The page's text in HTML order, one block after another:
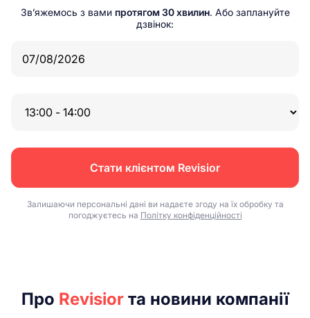
Зв’яжемось з вами протягом 30 хвилин. Або заплануйте
дзвінок:
Стати клієнтом Revisior
Залишаючи персональні дані ви надаєте згоду на їх обробку та
погоджуєтесь на Політку конфіденційності
Про Revisior та новини компанії